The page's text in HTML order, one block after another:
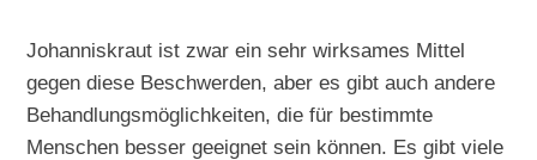
Johanniskraut ist zwar ein sehr wirksames Mittel
gegen diese Beschwerden, aber es gibt auch andere
Behandlungsmöglichkeiten, die für bestimmte
Menschen besser geeignet sein können. Es gibt viele